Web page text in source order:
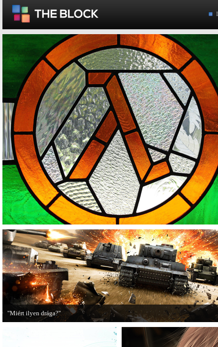
"Miért ilyen drága?"
A PC Guru utánajárt, miért kerülnek olyan sokba a AAA-kategóriás